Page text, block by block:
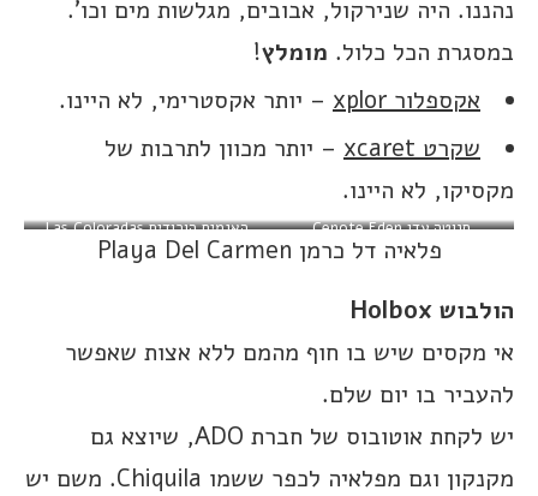
נהננו. היה שנירקול, אבובים, מגלשות מים וכו’.
במסגרת הכל כלול. מומלץ!
אקספלור xplor
– יותר אקסטרימי, לא היינו.
שקרט xcaret
– יותר מכוון לתרבות של
מקסיקו, לא היינו.
סנוטה עדן Cenote Eden האגמים הורודים Las Coloradas
פלאיה דל כרמן Playa Del Carmen
הולבוש Holbox
אי מקסים שיש בו חוף מהמם ללא אצות שאפשר
להעביר בו יום שלם.
יש לקחת אוטובוס של חברת ADO, שיוצא גם
מקנקון וגם מפלאיה לכפר ששמו Chiquila. משם יש